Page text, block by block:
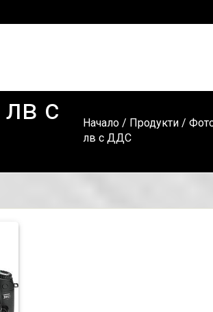
с
Начало / Продукти /
лв с ДДС